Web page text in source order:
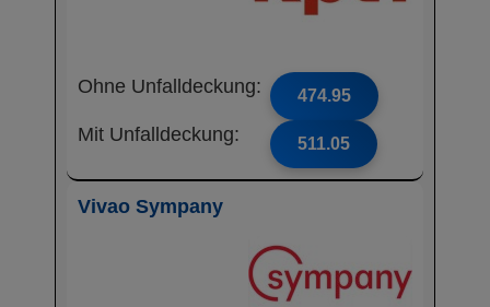
Ohne Unfalldeckung: 474.95
Mit Unfalldeckung: 511.05
Vivao Sympany